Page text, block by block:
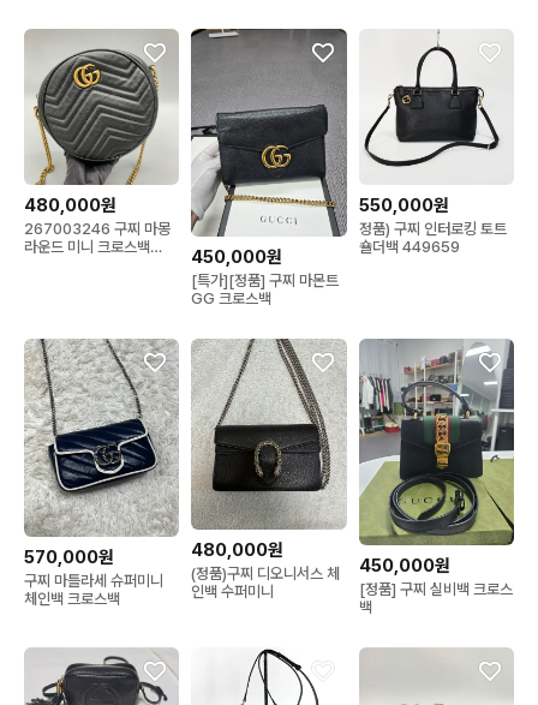
480,000원
267003246 구찌 마몽
라운드 미니 크로스백
450,000원
[특가][정품] 구찌 마몬트
GG 크로스백
550,000원
정품) 구찌 인터로킹 토트
숄더백 449659
570,000원
구찌 마틀라세 슈퍼미니
체인백 크로스백
480,000원
(정품)구찌 디오니서스 체
인백 수퍼미니
450,000원
[정품] 구찌 실비백 크로스
백